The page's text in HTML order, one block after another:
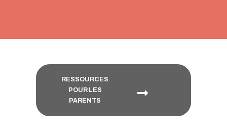
RESSOURCES
POUR LES
PARENTS